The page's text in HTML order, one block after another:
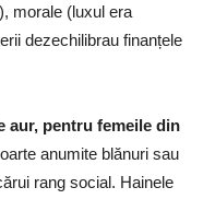
morale (luxul era
dezechilibrau finanțele
aur, pentru femeile din
anumite blănuri sau
rang social. Hainele